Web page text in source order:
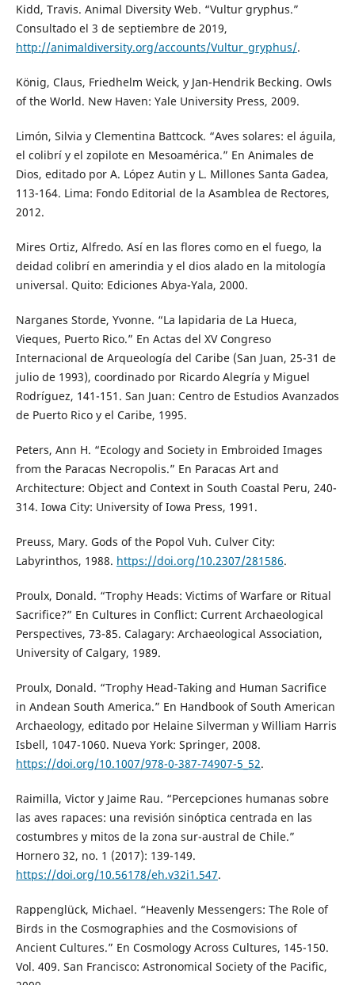
Kidd, Travis. Animal Diversity Web. “Vultur gryphus.”
Consultado el 3 de septiembre de 2019,
http://animaldiversity.org/accounts/Vultur_gryphus/.
König, Claus, Friedhelm Weick, y Jan-Hendrik Becking. Owls
of the World. New Haven: Yale University Press, 2009.
Limón, Silvia y Clementina Battcock. “Aves solares: el águila,
el colibrí y el zopilote en Mesoamérica.” En Animales de
Dios, editado por A. López Autin y L. Millones Santa Gadea,
113-164. Lima: Fondo Editorial de la Asamblea de Rectores,
2012.
Mires Ortiz, Alfredo. Así en las flores como en el fuego, la
deidad colibrí en amerindia y el dios alado en la mitología
universal. Quito: Ediciones Abya-Yala, 2000.
Narganes Storde, Yvonne. “La lapidaria de La Hueca,
Vieques, Puerto Rico.” En Actas del XV Congreso
Internacional de Arqueología del Caribe (San Juan, 25-31 de
julio de 1993), coordinado por Ricardo Alegría y Miguel
Rodríguez, 141-151. San Juan: Centro de Estudios Avanzados
de Puerto Rico y el Caribe, 1995.
Peters, Ann H. “Ecology and Society in Embroided Images
from the Paracas Necropolis.” En Paracas Art and
Architecture: Object and Context in South Coastal Peru, 240-
314. Iowa City: University of Iowa Press, 1991.
Preuss, Mary. Gods of the Popol Vuh. Culver City:
Labyrinthos, 1988. https://doi.org/10.2307/281586.
Proulx, Donald. “Trophy Heads: Victims of Warfare or Ritual
Sacrifice?” En Cultures in Conflict: Current Archaeological
Perspectives, 73-85. Calagary: Archaeological Association,
University of Calgary, 1989.
Proulx, Donald. “Trophy Head-Taking and Human Sacrifice
in Andean South America.” En Handbook of South American
Archaeology, editado por Helaine Silverman y William Harris
Isbell, 1047-1060. Nueva York: Springer, 2008.
https://doi.org/10.1007/978-0-387-74907-5_52.
Raimilla, Victor y Jaime Rau. “Percepciones humanas sobre
las aves rapaces: una revisión sinóptica centrada en las
costumbres y mitos de la zona sur-austral de Chile.”
Hornero 32, no. 1 (2017): 139-149.
https://doi.org/10.56178/eh.v32i1.547.
Rappenglück, Michael. “Heavenly Messengers: The Role of
Birds in the Cosmographies and the Cosmovisions of
Ancient Cultures.” En Cosmology Across Cultures, 145-150.
Vol. 409. San Francisco: Astronomical Society of the Pacific,